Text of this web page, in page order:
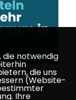
die notwendig
die uns
(Website-
Ihre